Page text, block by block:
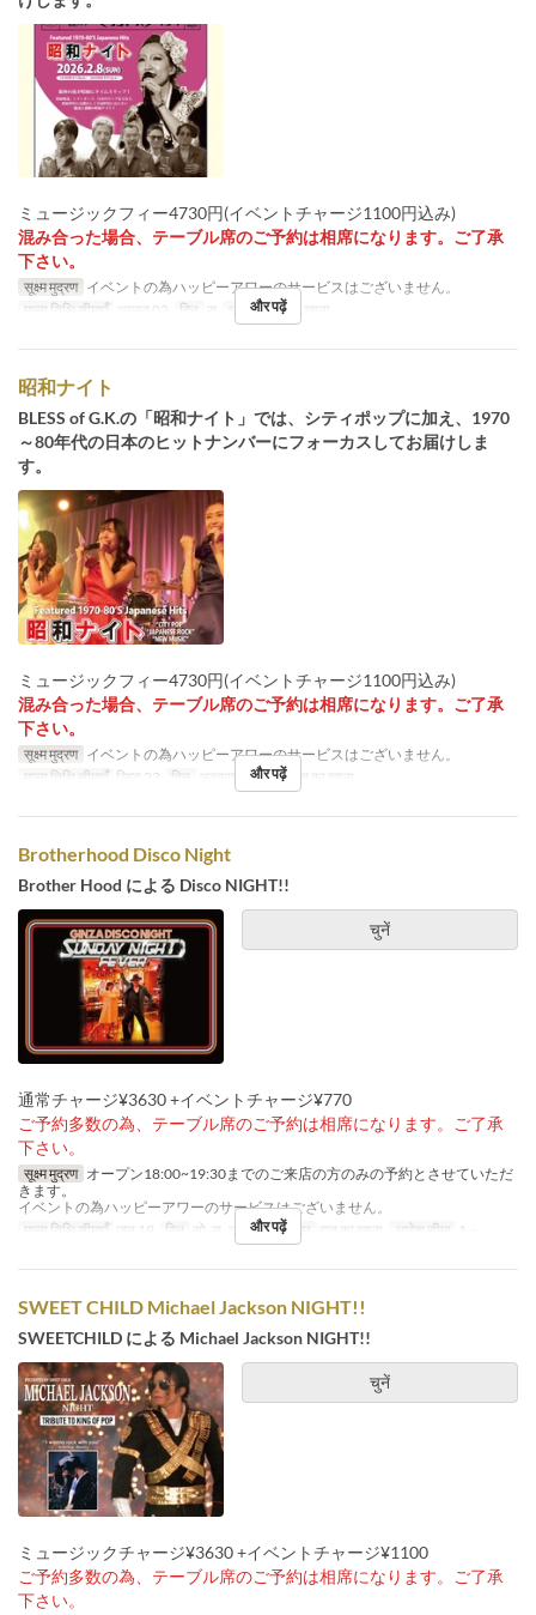
ミュージックフィー4730円(イベントチャージ1100円込み)
混み合った場合、テーブル席のご予約は相席になります。ご了承
下さい。
सूक्ष्म मुद्रण イベントの為ハッピーアワーのサービスはございません。
मान्य तिथि सीमाएँ
अगस्त 02 दिन भोजन रात का खाना
और पढ़ें
昭和ナイト
BLESS of G.K.の「昭和ナイト」では、シティポップに加え、1970
～80年代の日本のヒットナンバーにフォーカスしてお届けしま
す。
ミュージックフィー4730円(イベントチャージ1100円込み)
混み合った場合、テーブル席のご予約は相席になります。ご了承
下さい。
सूक्ष्म मुद्रण イベントの為ハッピーアワーのサービスはございません。
मान्य तिथि सीमाएँ सिप्ट 23 दिन अवकाश भोजन रात का खाना
और पढ़ें
Brotherhood Disco Night
Brother Hood による Disco NIGHT!!
चुनें
通常チャージ¥3630 +イベントチャージ¥770
ご予約多数の為、テーブル席のご予約は相席になります。ご了承
下さい。
सूक्ष्म मुद्रण オープン18:00~19:30までのご来店の方のみの予約とさせていただ
きます。
イベントの為ハッピーアワーのサービスはございません。
मान्य तिथि सीमाएँ
जुल 19 दिन सो, स, अवकाश भोजन रात का खाना आदेश सीमा 1 ~
और पढ़ें
SWEET CHILD Michael Jackson NIGHT!!
SWEETCHILD による Michael Jackson NIGHT!!
चुनें
ミュージックチャージ¥3630 +イベントチャージ¥1100
ご予約多数の為、テーブル席のご予約は相席になります。ご了承
下さい。